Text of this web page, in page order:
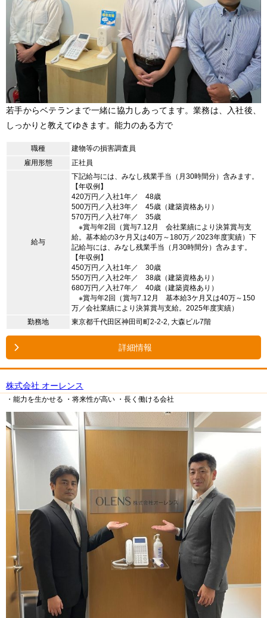
若手からベテランまで一緒に協力しあってます。業務は、入社後、
しっかりと教えてゆきます。能力のある方で
職種
建物等の損害調査員
雇用形態
正社員
給与
下記給与には、みなし残業手当（月30時間分）含みます。
【年収例】
420万円／入社1年／ 48歳
500万円／入社3年／ 45歳（建築資格あり）
570万円／入社7年／ 35歳
※賞与年2回（賞与7.12月 会社業績により決算賞与支
給。基本給の3ケ月又は40万～180万／2023年度実績）下
記給与には、みなし残業手当（月30時間分）含みます。
【年収例】
450万円／入社1年／ 30歳
550万円／入社2年／ 38歳（建築資格あり）
680万円／入社7年／ 40歳（建築資格あり）
※賞与年2回（賞与7.12月 基本給3ケ月又は40万～150
万／会社業績により決算賞与支給。2025年度実績）
勤務地
東京都千代田区神田司町2-2-2, 大森ビル7階
詳細情報
株式会社 オーレンス
・能力を生かせる ・将来性が高い ・長く働ける会社